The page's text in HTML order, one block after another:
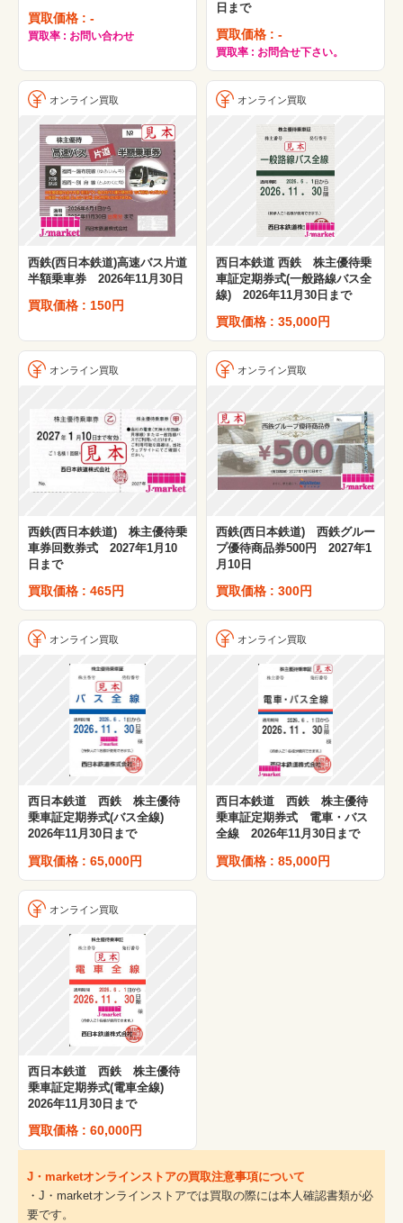
買取価格 : -
買取率 : お問い合わせ
日まで
買取価格 : -
買取率 : お問合せ下さい。
オンライン買取
西鉄(西日本鉄道)高速バス片道
半額乗車券 2026年11月30日
買取価格 : 150円
オンライン買取
西日本鉄道 西鉄 株主優待乗
車証定期券式(一般路線バス全
線) 2026年11月30日まで
買取価格 : 35,000円
オンライン買取
西鉄(西日本鉄道) 株主優待乗
車券回数券式 2027年1月10
日まで
買取価格 : 465円
オンライン買取
西鉄(西日本鉄道) 西鉄グルー
プ優待商品券500円 2027年1
月10日
買取価格 : 300円
オンライン買取
西日本鉄道 西鉄 株主優待
乗車証定期券式(バス全線)
2026年11月30日まで
買取価格 : 65,000円
オンライン買取
西日本鉄道 西鉄 株主優待
乗車証定期券式 電車・バス
全線 2026年11月30日まで
買取価格 : 85,000円
オンライン買取
西日本鉄道 西鉄 株主優待
乗車証定期券式(電車全線)
2026年11月30日まで
買取価格 : 60,000円
J・marketオンラインストアの買取注意事項について
・J・marketオンラインストアでは買取の際には本人確認書類が必
要です。